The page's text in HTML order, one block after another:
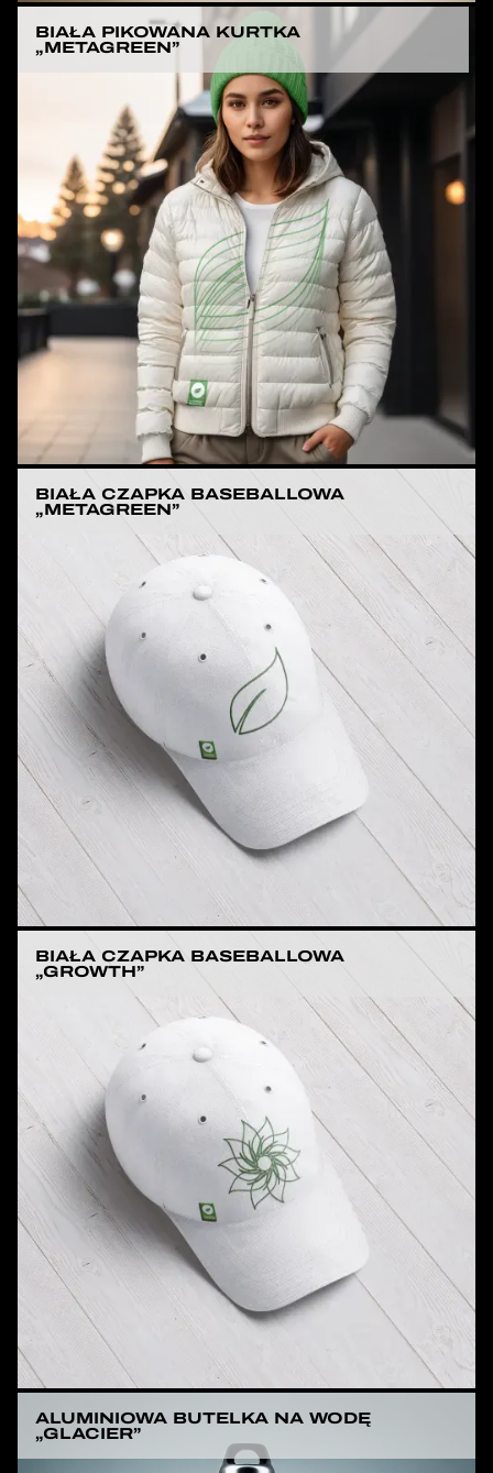
BIAŁA PIKOWANA KURTKA
„METAGREEN”
BIAŁA CZAPKA BASEBALLOWA
„METAGREEN”
BIAŁA CZAPKA BASEBALLOWA
„GROWTH”
ALUMINIOWA BUTELKA NA WODĘ
„GLACIER”